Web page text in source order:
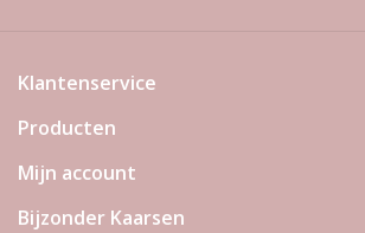
Klantenservice
Producten
Mijn account
Bijzonder Kaarsen